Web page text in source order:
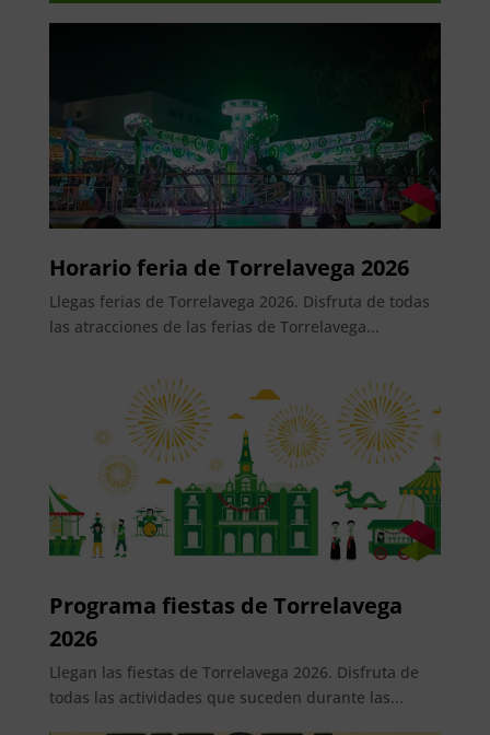
Horario feria de Torrelavega 2026
Llegas ferias de Torrelavega 2026. Disfruta de todas
las atracciones de las ferias de Torrelavega...
Programa fiestas de Torrelavega
2026
Llegan las fiestas de Torrelavega 2026. Disfruta de
todas las actividades que suceden durante las...